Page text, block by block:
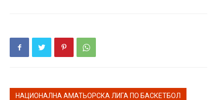
НАЦИОНАЛНА АМАТЬОРСКА ЛИГА ПО БАСКЕТБОЛ